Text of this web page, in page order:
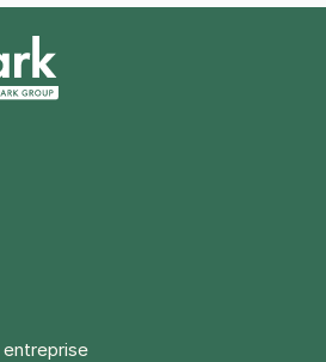
entreprise